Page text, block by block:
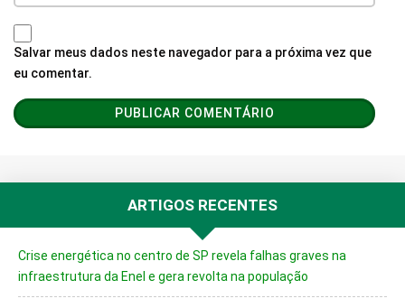
Salvar meus dados neste navegador para a próxima vez que
eu comentar.
ARTIGOS RECENTES
Crise energética no centro de SP revela falhas graves na
infraestrutura da Enel e gera revolta na população